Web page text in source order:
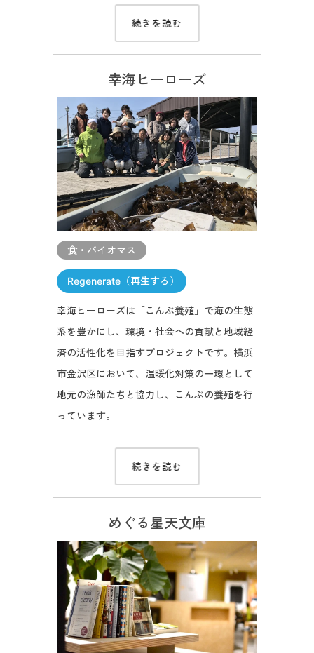
続きを読む
幸海ヒーローズ
食・バイオマス
Regenerate（再生する）
幸海ヒーローズは「こんぶ養殖」で海の生態
系を豊かにし、環境・社会への貢献と地域経
済の活性化を目指すプロジェクトです。横浜
市金沢区において、温暖化対策の一環として
地元の漁師たちと協力し、こんぶの養殖を行
っています。
続きを読む
めぐる星天文庫